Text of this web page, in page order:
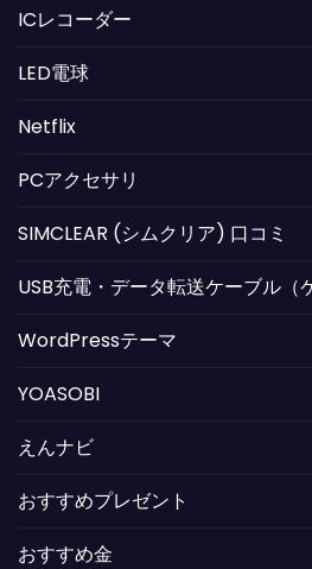
ICレコーダー
LED電球
Netflix
PCアクセサリ
SIMCLEAR (シムクリア) 口コミ
USB充電・データ転送ケーブル（
WordPressテーマ
YOASOBI
えんナビ
おすすめプレゼント
おすすめ金